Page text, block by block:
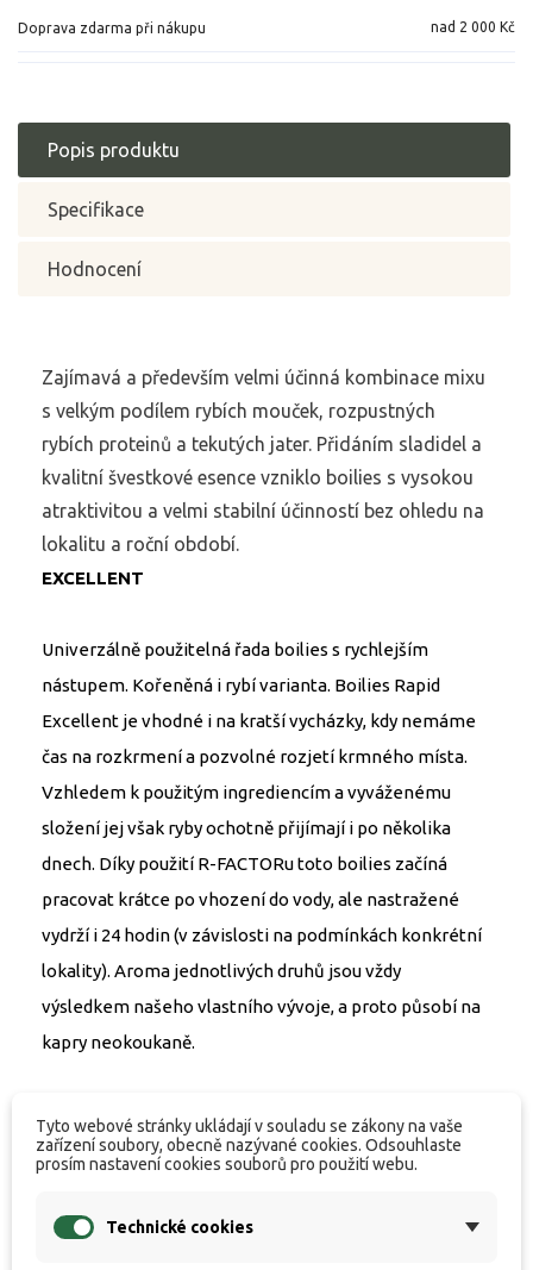
Doprava zdarma při nákupu nad 2 000 Kč
Popis produktu
Specifikace
Hodnocení
Zajímavá a především velmi účinná kombinace mixu
s velkým podílem rybích mouček, rozpustných
rybích proteinů a tekutých jater. Přidáním sladidel a
kvalitní švestkové esence vzniklo boilies s vysokou
atraktivitou a velmi stabilní účinností bez ohledu na
lokalitu a roční období.
EXCELLENT
Univerzálně použitelná řada boilies s rychlejším
nástupem. Kořeněná i rybí varianta. Boilies Rapid
Excellent je vhodné i na kratší vycházky, kdy nemáme
čas na rozkrmení a pozvolné rozjetí krmného místa.
Vzhledem k použitým ingrediencím a vyváženému
složení jej však ryby ochotně přijímají i po několika
dnech. Díky použití R-FACTORu toto boilies začíná
pracovat krátce po vhození do vody, ale nastražené
vydrží i 24 hodin (v závislosti na podmínkách konkrétní
lokality). Aroma jednotlivých druhů jsou vždy
výsledkem našeho vlastního vývoje, a proto působí na
kapry neokoukaně.
RAPID NATURAL CONCEPT
nové výrobní technologie a zařízení, které patří mezi
Tyto webové stránky ukládají v souladu se zákony na vaše
zařízení soubory, obecně nazývané cookies. Odsouhlaste
prosím nastavení cookies souborů pro použití webu.
Technické cookies